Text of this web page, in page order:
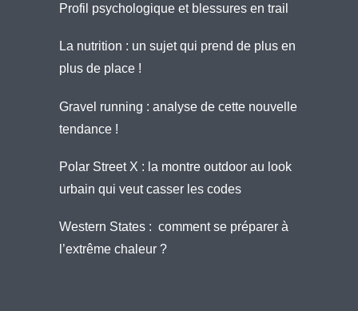
Profil psychologique et blessures en trail
La nutrition : un sujet qui prend de plus en
plus de place !
Gravel running : analyse de cette nouvelle
tendance !
Polar Street X : la montre outdoor au look
urbain qui veut casser les codes
Western States : comment se préparer à
l’extrême chaleur ?